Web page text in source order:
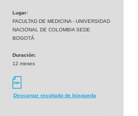
Lugar:
FACULTAD DE MEDICINA - UNIVERSIDAD
NACIONAL DE COLOMBIA SEDE
BOGOTÁ
Duración:
12 meses
Descargar resultado de búsqueda